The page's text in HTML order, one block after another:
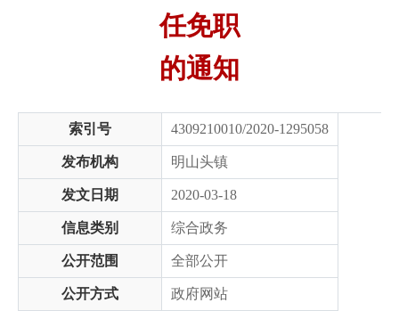
任免职
的通知
索引号 4309210010/2020-1295058
发布机构 明山头镇
发文日期 2020-03-18
信息类别 综合政务
公开范围 全部公开
公开方式 政府网站